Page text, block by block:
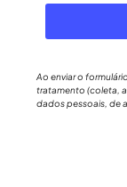
Ao enviar o
tratamento (coleta,
dados pessoais, de